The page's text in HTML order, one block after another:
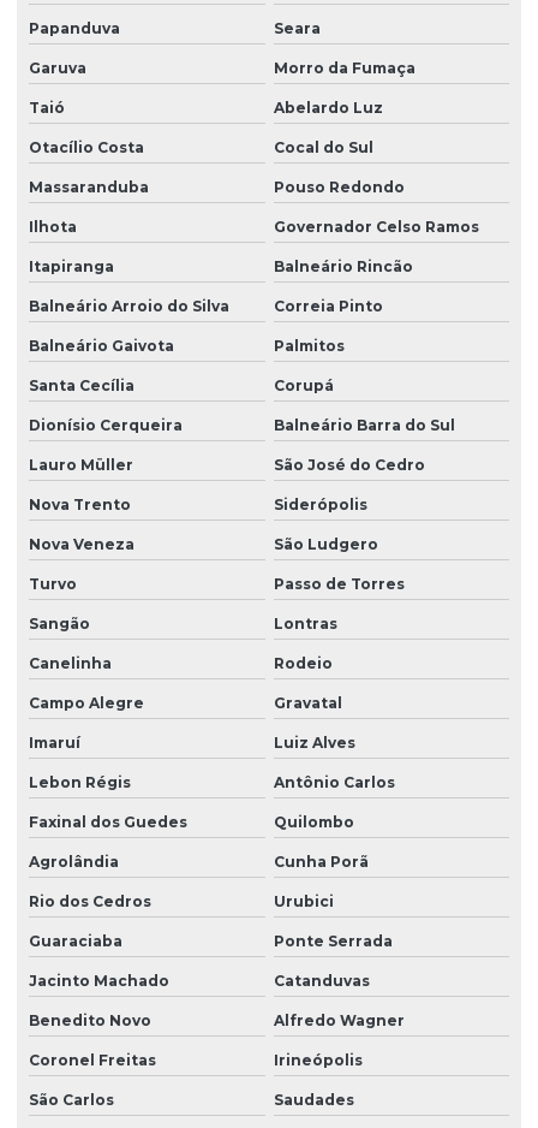
Projeto de fundação estacas
Projeto de fundação e estrutura
Projeto de fundação de galpão
Projeto de fundação para sobrado
Projeto de grandes vãos para construtoras
Projeto hidraulico alvenaria estrutural
Projeto hidraulico e hidrossanitário
Projeto hidráulico loteamento
Projeto hidráulico predial
Projeto hidráulico residencial
Projeto hidráulico residencial completo
Projeto hidraulico e sanitario
Projeto hidraulico sobrado
Projeto hidrossanitário
Projeto hidrossanitário apartamento
Projeto hidrossanitário edifício
Projeto hidrossanitário hospital
Projeto hidrossanitário loteamento
Projeto hidrossanitário predial
Projeto hidrossanitário de predio
Projeto hidrossanitário residencial
Projeto hidrossanitário sobrado
Papanduva Seara
Garuva Morro da Fumaça
Taió Abelardo Luz
Otacílio Costa Cocal do Sul
Massaranduba Pouso Redondo
Ilhota Governador Celso Ramos
Itapiranga Balneário Rincão
Balneário Arroio do Silva Correia Pinto
Balneário Gaivota Palmitos
Santa Cecília Corupá
Dionísio Cerqueira Balneário Barra do Sul
Lauro Müller São José do Cedro
Nova Trento Siderópolis
Nova Veneza São Ludgero
Turvo Passo de Torres
Sangão Lontras
Canelinha Rodeio
Campo Alegre Gravatal
Imaruí Luiz Alves
Lebon Régis Antônio Carlos
Faxinal dos Guedes Quilombo
Agrolândia Cunha Porã
Rio dos Cedros Urubici
Guaraciaba Ponte Serrada
Jacinto Machado Catanduvas
Benedito Novo Alfredo Wagner
Coronel Freitas Irineópolis
São Carlos Saudades